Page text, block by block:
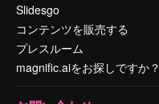
Slidesgo
コンテンツを販売する
プレスルーム
magnific.aiをお探しですか？